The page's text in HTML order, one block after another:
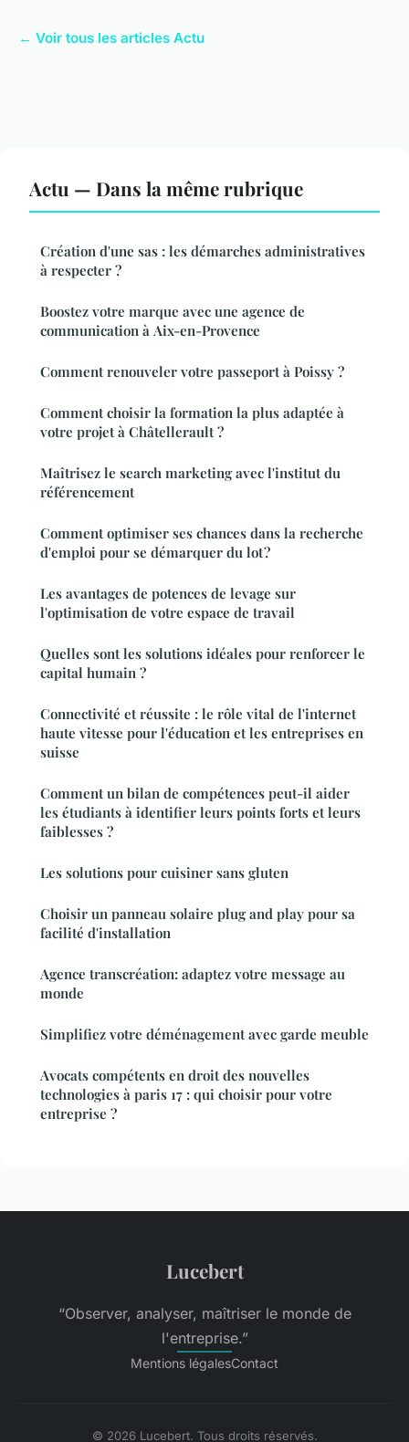
← Voir tous les articles Actu
Actu — Dans la même rubrique
Création d'une sas : les démarches administratives
à respecter ?
Boostez votre marque avec une agence de
communication à Aix-en-Provence
Comment renouveler votre passeport à Poissy ?
Comment choisir la formation la plus adaptée à
votre projet à Châtellerault ?
Maîtrisez le search marketing avec l'institut du
référencement
Comment optimiser ses chances dans la recherche
d'emploi pour se démarquer du lot ?
Les avantages de potences de levage sur
l'optimisation de votre espace de travail
Quelles sont les solutions idéales pour renforcer le
capital humain ?
Connectivité et réussite : le rôle vital de l'internet
haute vitesse pour l'éducation et les entreprises en
suisse
Comment un bilan de compétences peut-il aider
les étudiants à identifier leurs points forts et leurs
faiblesses ?
Les solutions pour cuisiner sans gluten
Choisir un panneau solaire plug and play pour sa
facilité d'installation
Agence transcréation: adaptez votre message au
monde
Simplifiez votre déménagement avec garde meuble
Avocats compétents en droit des nouvelles
technologies à paris 17 : qui choisir pour votre
entreprise ?
Lucebert
“Observer, analyser, maîtriser le monde de
l'entreprise.”
Mentions légalesContact
© 2026 Lucebert. Tous droits réservés.